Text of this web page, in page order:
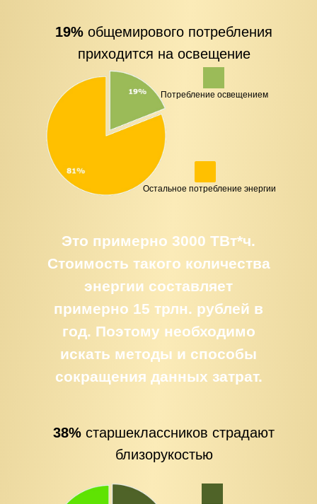
19% общемирового потребления
приходится на освещение
Потребление освещением
Остальное потребление энергии
38% старшеклассников страдают
близорукостью
Это примерно 3000 ТВт*ч.
Стоимость такого количества
энергии составляет
примерно 15 трлн. рублей в
год. Поэтому необходимо
искать методы и способы
сокращения данных затрат.